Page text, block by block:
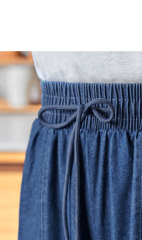
28),L(29-30),XL(31-